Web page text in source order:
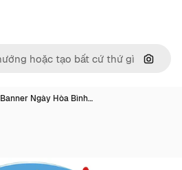
Tìm
Banner Ngày Hòa Bình…